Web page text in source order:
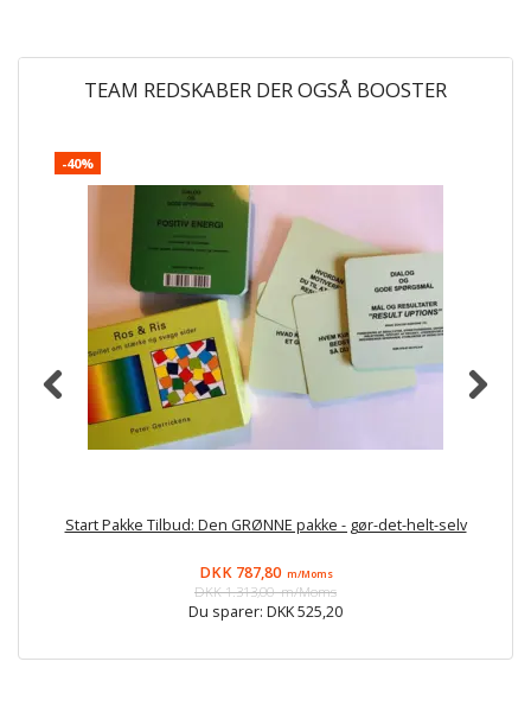
TEAM REDSKABER DER OGSÅ BOOSTER
-40%
Start Pakke Tilbud: Den GRØNNE pakke - gør-det-helt-selv
DKK 787,80 m/Moms
DKK 1.313,00m/Moms
Du sparer: DKK 525,20